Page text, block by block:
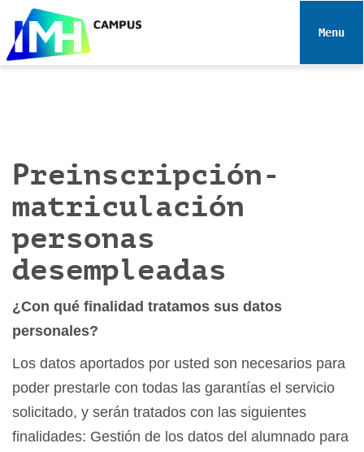
e
Toggle
Preinscripción-
matriculación
personas
desempleadas
¿Con qué finalidad tratamos sus datos
personales?
Los datos aportados por usted son necesarios para
poder prestarle con todas las garantías el servicio
solicitado, y serán tratados con las siguientes
finalidades: Gestión de los datos del alumnado para